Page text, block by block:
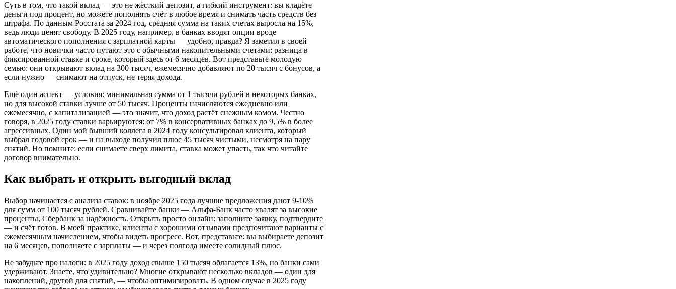
Суть в том, что такой вклад — это не жёсткий депозит, а гибкий инструмент: вы кладёте
деньги под процент, но можете пополнять счёт в любое время и снимать часть средств без
штрафа. По данным Росстата за 2024 год, средняя сумма на таких счетах выросла на 15%,
ведь люди ценят свободу. В 2025 году, например, в банках вводят опции вроде
автоматического пополнения с зарплатной карты — удобно, правда? Я заметил в своей
работе, что новички часто путают это с обычными накопительными счетами: разница в
фиксированной ставке и сроке, который здесь от 6 месяцев. Вот представьте молодую
семью: они открывают вклад на 300 тысяч, ежемесячно добавляют по 20 тысяч с бонусов, а
если нужно — снимают на отпуск, не теряя дохода.
Ещё один аспект — условия: минимальная сумма от 1 тысячи рублей в некоторых банках,
но для высокой ставки лучше от 50 тысяч. Проценты начисляются ежедневно или
ежемесячно, с капитализацией — это значит, что доход растёт снежным комом. Честно
говоря, в 2025 году ставки варьируются: от 7% в консервативных банках до 9,5% в более
агрессивных. Один мой бывший коллега в 2024 году консультировал клиента, который
выбрал годовой срок — и на выходе получил плюс 45 тысяч чистыми, несмотря на пару
снятий. Но помните: если снимаете сверх лимита, ставка может упасть, так что читайте
договор внимательно.
Как выбрать и открыть выгодный вклад
Выбор начинается с анализа ставок: в ноябре 2025 года лучшие предложения дают 9-10%
для сумм от 100 тысяч рублей. Сравнивайте банки — Альфа-Банк часто хвалят за высокие
проценты, Сбербанк за надёжность. Открыть просто онлайн: заполните заявку, подтвердите
— и счёт готов. В моей практике, клиенты с хорошими отзывами предпочитают варианты с
ежемесячным начислением, чтобы видеть прогресс. Вот, представьте: вы выбираете депозит
на 6 месяцев, пополняете с зарплаты — и через полгода имеете солидный плюс.
Не забудьте про налоги: в 2025 году доход свыше 150 тысяч облагается 13%, но банки сами
удерживают. Знаете, что удивительно? Многие открывают несколько вкладов — один для
накоплений, другой для снятий, — чтобы оптимизировать. В одном случае в 2025 году